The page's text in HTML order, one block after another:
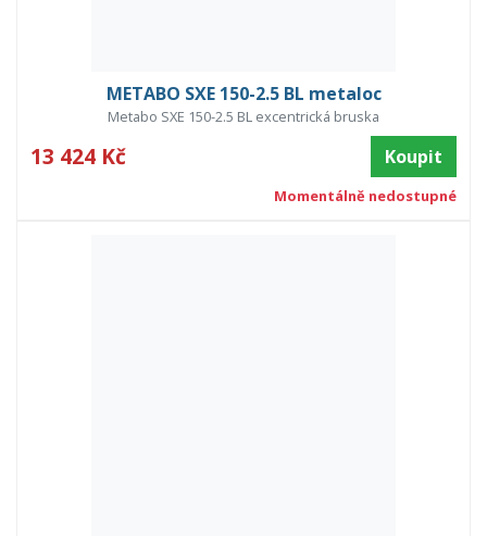
METABO SXE 150-2.5 BL metaloc
Metabo SXE 150-2.5 BL excentrická bruska
13 424 Kč Koupit
Momentálně nedostupné